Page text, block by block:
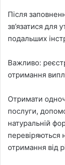
Після
зв’язатися для
подальших
Важливо:
отримання
Отримати
послуги,
натуральній
перевіряються
отримання від